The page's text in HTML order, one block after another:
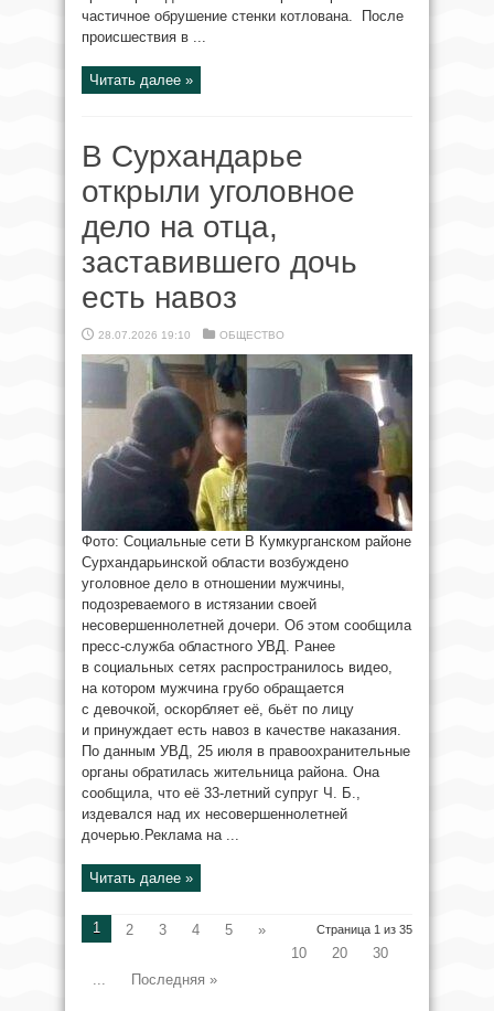
частичное обрушение стенки котлована. После
происшествия в ...
Читать далее »
В Сурхандарье
открыли уголовное
дело на отца,
заставившего дочь
есть навоз
28.07.2026 19:10 ОБЩЕСТВО
Фото: Социальные сети В Кумкурганском районе
Сурхандарьинской области возбуждено
уголовное дело в отношении мужчины,
подозреваемого в истязании своей
несовершеннолетней дочери. Об этом сообщила
пресс-служба областного УВД. Ранее
в социальных сетях распространилось видео,
на котором мужчина грубо обращается
с девочкой, оскорбляет её, бьёт по лицу
и принуждает есть навоз в качестве наказания.
По данным УВД, 25 июля в правоохранительные
органы обратилась жительница района. Она
сообщила, что её 33-летний супруг Ч. Б.,
издевался над их несовершеннолетней
дочерью.Реклама на ...
Читать далее »
Страница 1 из 35
1 2 3 4 5
»
10
20
30
...
Последняя »